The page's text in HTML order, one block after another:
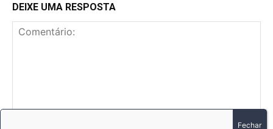
DEIXE UMA RESPOSTA